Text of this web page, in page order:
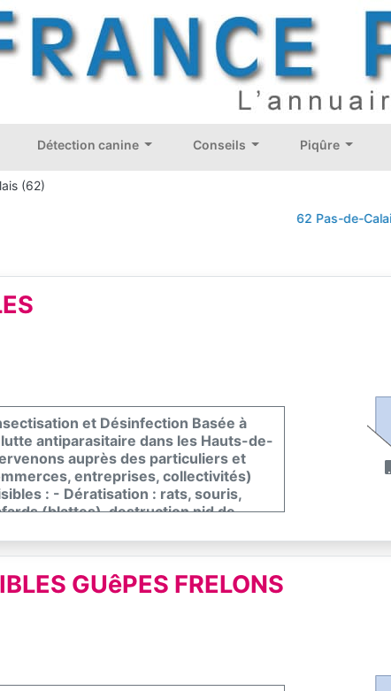
Détection canine Conseils Piqûre
(62)
62 Pas-de-Calais,
et Désinfection Basée à
antiparasitaire dans les Hauts-de-
auprès des particuliers et
entreprises, collectivités)
: - Dératisation : rats, souris,
(blattes), destruction nid de
et sécurisées Intervention sur
GUêPES FRELONS